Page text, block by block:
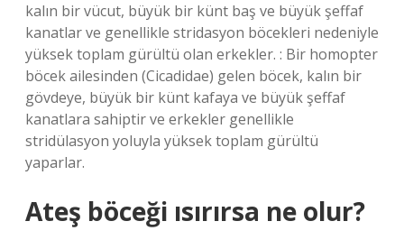
kalın bir vücut, büyük bir künt baş ve büyük şeffaf
kanatlar ve genellikle stridasyon böcekleri nedeniyle
yüksek toplam gürültü olan erkekler. : Bir homopter
böcek ailesinden (Cicadidae) gelen böcek, kalın bir
gövdeye, büyük bir künt kafaya ve büyük şeffaf
kanatlara sahiptir ve erkekler genellikle
stridülasyon yoluyla yüksek toplam gürültü
yaparlar.
Ateş böceği ısırırsa ne olur?